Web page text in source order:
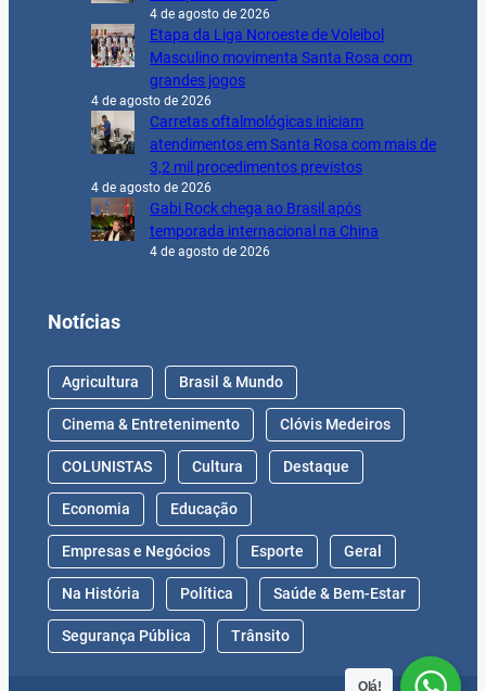
4 de agosto de 2026
Etapa da Liga Noroeste de Voleibol
Masculino movimenta Santa Rosa com
grandes jogos
4 de agosto de 2026
Carretas oftalmológicas iniciam
atendimentos em Santa Rosa com mais de
3,2 mil procedimentos previstos
4 de agosto de 2026
Gabi Rock chega ao Brasil após
temporada internacional na China
4 de agosto de 2026
Notícias
Agricultura Brasil & Mundo
Cinema & Entretenimento Clóvis Medeiros
COLUNISTAS Cultura Destaque
Economia Educação
Empresas e Negócios Esporte Geral
Na História Política Saúde & Bem-Estar
Segurança Pública Trânsito
Olá!